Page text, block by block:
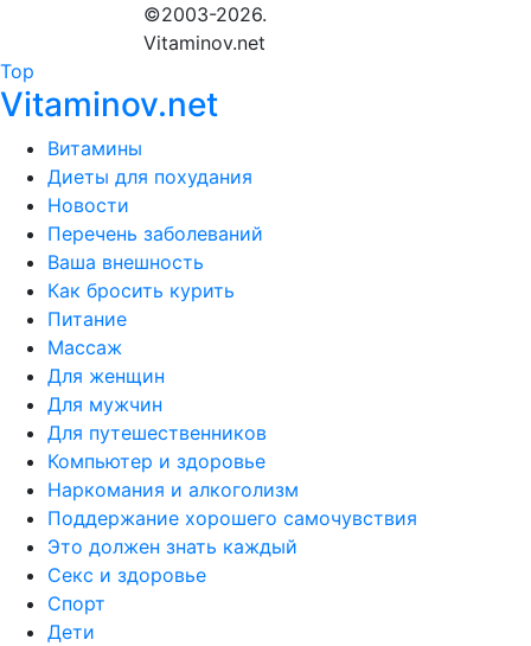
©2003-2026.
Vitaminov.net
Top
Vitaminov.net
Витамины
Диеты для похудания
Новости
Перечень заболеваний
Ваша внешность
Как бросить курить
Питание
Массаж
Для женщин
Для мужчин
Для путешественников
Компьютер и здоровье
Наркомания и алкоголизм
Поддержание хорошего самочувствия
Это должен знать каждый
Секс и здоровье
Спорт
Дети